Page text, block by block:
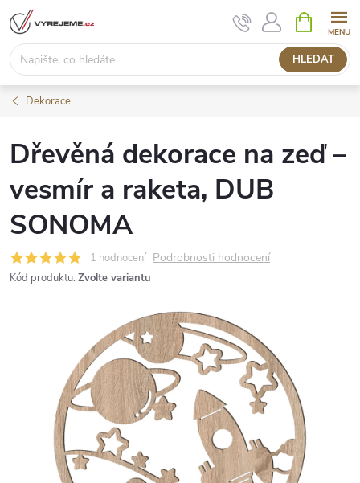
Přejít
na
obsah
HLEDAT
NÁKUPNÍ
KOŠÍK
Dekorace
Dřevěná dekorace na zeď –
vesmír a raketa, DUB
SONOMA
1 hodnocení Podrobnosti hodnocení
Kód produktu: Zvolte variantu